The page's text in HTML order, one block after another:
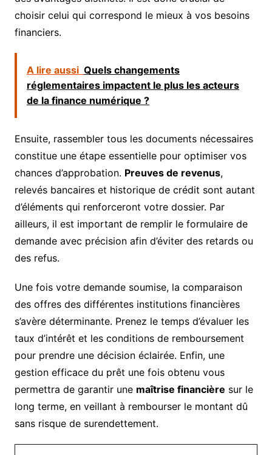
choisir celui qui correspond le mieux à vos besoins
financiers.
A lire aussi Quels changements
réglementaires impactent le plus les acteurs
de la finance numérique ?
Ensuite, rassembler tous les documents nécessaires
constitue une étape essentielle pour optimiser vos
chances d’approbation. Preuves de revenus,
relevés bancaires et historique de crédit sont autant
d’éléments qui renforceront votre dossier. Par
ailleurs, il est important de remplir le formulaire de
demande avec précision afin d’éviter des retards ou
des refus.
Une fois votre demande soumise, la comparaison
des offres des différentes institutions financières
s’avère déterminante. Prenez le temps d’évaluer les
taux d’intérêt et les conditions de remboursement
pour prendre une décision éclairée. Enfin, une
gestion efficace du prêt une fois obtenu vous
permettra de garantir une maîtrise financière sur le
long terme, en veillant à rembourser le montant dû
sans risque de surendettement.